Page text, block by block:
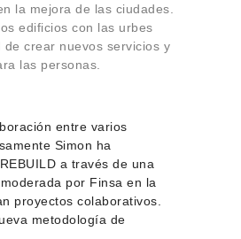
la mejora de las ciudades.
edificios con las urbes
de crear nuevos servicios y
las personas.
entre varios
Simon ha
REBUILD a través de una
por Finsa en la
proyectos colaborativos.
metodología de